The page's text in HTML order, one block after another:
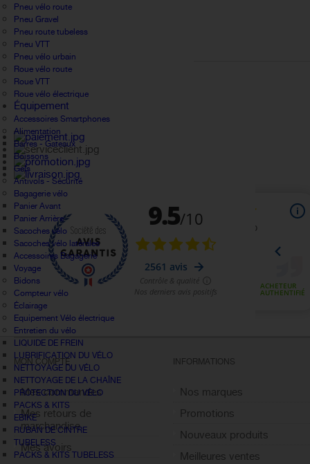
Pneu vélo route
Pneu Gravel
Pneu route tubeless
Pneu VTT
Pneu vélo urbain
Roue vélo route
Roue VTT
Roue vélo électrique
Équipement
Accessoires Smartphones
Alimentation
Barres - Gateaux
Boissons
Gels
Antivols - Sécurité
Bagagerie vélo
Panier Avant
Panier Arrière
Sacoches vélo
Sacoches vélo latérales
Accessoires Bagagerie
Voyage
Bidons
Compteur vélo
Éclairage
Equipement Vélo électrique
Entretien du vélo
LIQUIDE DE FREIN
LUBRIFICATION DU VÉLO
NETTOYAGE DU VÉLO
NETTOYAGE DE LA CHAÎNE
PROTECTION DU VÉLO
PACKS & KITS
EBIKE
RUBAN DE CINTRE
TUBELESS
PACKS & KITS TUBELESS
MON COMPTE
Mes commandes
Mes retours de
marchandise
Mes avoirs
INFORMATIONS
Nos marques
Promotions
Nouveaux produits
Meilleures ventes